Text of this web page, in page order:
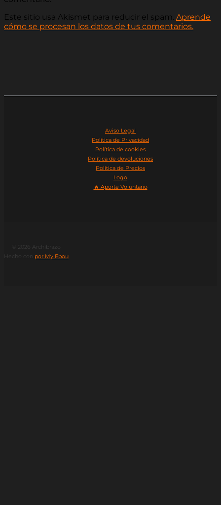
Este sitio usa Akismet para reducir el spam. Aprende
cómo se procesan los datos de tus comentarios.
Aviso Legal
Politica de Privacidad
Política de cookies
Política de devoluciones
Política de Precios
Logo
🔥​ Aporte Voluntario
© 2026 Archibrazo
Hecho con por My Ebou